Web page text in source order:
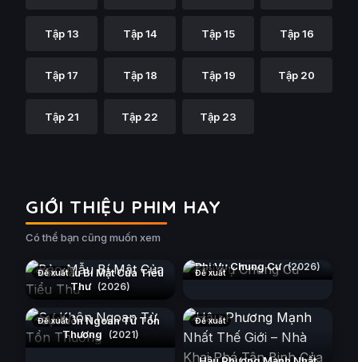
Tập 13 Tập 14 Tập 15 Tập 16
Tập 17 Tập 18 Tập 19 Tập 20
Tập 21 Tập 22 Tập 23
GIỚI THIỆU PHIM HAY
Có thể bạn cũng muốn xem
Đề xuất
Bảo Mẫu Bí Mật Của Tiểu
Thư (2026)
Đề xuất
Phi Vụ Chung Cư (2026)
Đề xuất
Sự Khôn Ngoan Từ Tổn
Thương
(2021)
Đề xuất